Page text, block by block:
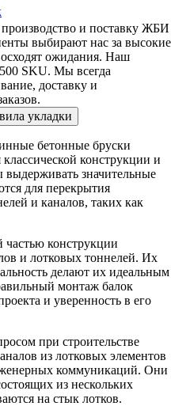
и поставку ЖБИ
выбирают нас за высокие
ожидания. Наш
SKU. Мы всегда
доставку и
укладки
бетонные бруски
конструкции и
значительные
для перекрытия
и каналов, таких как
частью конструкции
и лотковых тоннелей. Их
делают их идеальным
монтаж балок
и уверенность в его
при строительстве
из лотковых элементов
коммуникаций. Они
из нескольких
на стык лотков.